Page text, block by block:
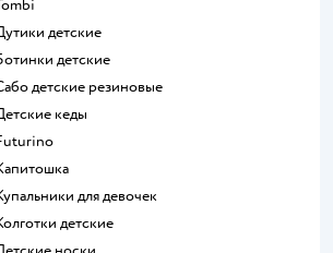
Tombi
Дутики детские
Ботинки детские
Сабо детские резиновые
Детские кеды
Futurino
Капитошка
Купальники для девочек
Колготки детские